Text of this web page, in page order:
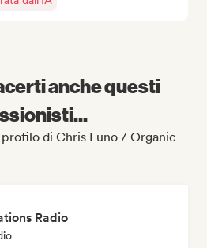
anche questi
di Chris Luno / Organic
Radio